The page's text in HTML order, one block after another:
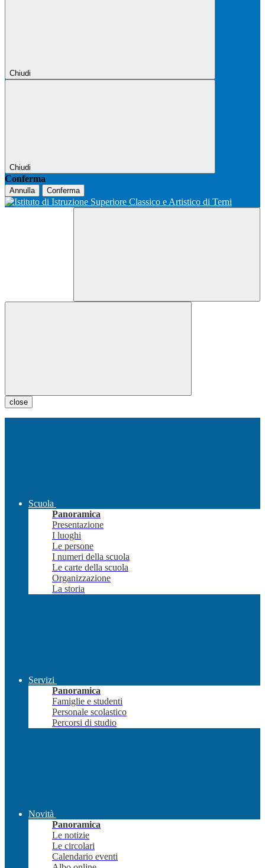
Chiudi
Chiudi
Conferma
Annulla Conferma
close
Scuola
Panoramica
Presentazione
I luoghi
Le persone
I numeri della scuola
Le carte della scuola
Organizzazione
La storia
Servizi
Panoramica
Famiglie e studenti
Personale scolastico
Percorsi di studio
Novità
Panoramica
Le notizie
Le circolari
Calendario eventi